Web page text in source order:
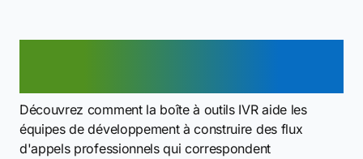
Découvrez comment la boîte à outils IVR aide les
équipes de développement à construire des flux
d'appels professionnels qui correspondent